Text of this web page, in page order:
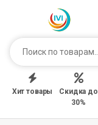
Хит товары
Скидка до
30%